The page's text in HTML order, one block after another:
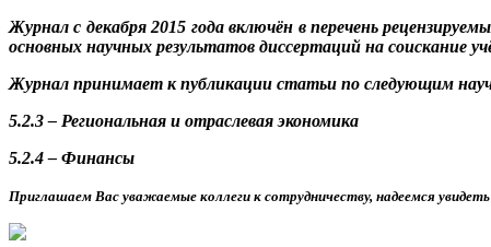
Журнал с декабря 2015 года включён в перечень
основных научных результатов диссертаций на соискание
Журнал принимает к публикации статьи по следующим
5.2.3 – Региональная и отраслевая экономика
5.2.4 – Финансы
Приглашаем Вас уважаемые коллеги к сотрудничеству, надеемся